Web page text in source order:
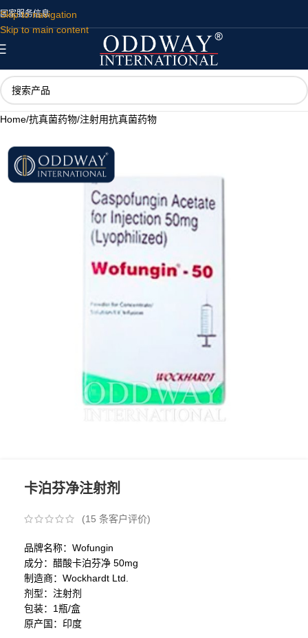
Skip to navigation
Skip to main content
国家服务信息
Home/抗真菌药物/注射用抗真菌药物
卡泊芬净注射剂
(15 条客户评价)
品牌名称：Wofungin
成分：醋酸卡泊芬净 50mg
制造商：Wockhardt Ltd.
剂型：注射剂
包装：1瓶/盒
原产国：印度